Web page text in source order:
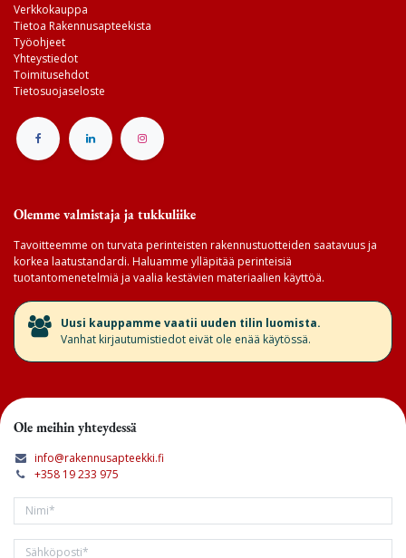
Verkkokauppa
Tietoa Rakennusapteekista
Työohjeet
Yhteystiedot
Toimitusehdot
Tietosuojaseloste
Olemme valmistaja ja tukkuliike
Tavoitteemme on turvata perinteisten rakennustuotteiden saatavuus ja
korkea laatustandardi. Haluamme ylläpitää perinteisiä
tuotantomenetelmiä ja vaalia kestävien materiaalien käyttöä.
​Uusi kauppamme vaatii uuden tilin luomista.
Vanhat kirjautumistiedot eivät ole enää käytössä.
Ole meihin yhteydessä
info@rakennusapteekki.fi
+358 19 233 975